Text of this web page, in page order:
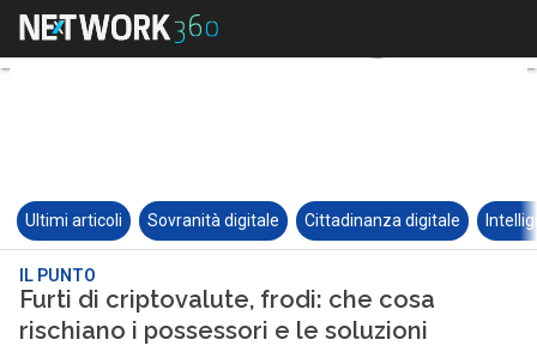
Ultimi articoli Sovranità digitale Cittadinanza digitale
IL PUNTO
Furti di criptovalute, frodi: che cosa
rischiano i possessori e le soluzioni